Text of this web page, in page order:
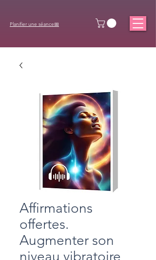
Planifier une séance📅
Affirmations
offertes.
Augmenter son
niveau vibratoire